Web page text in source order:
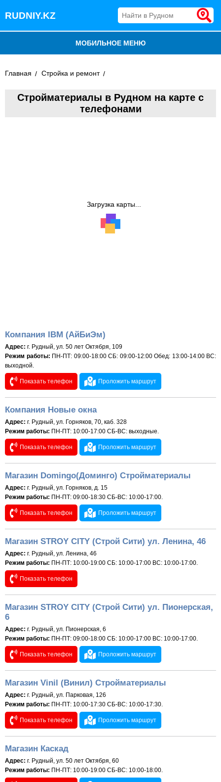
RUDNIY.KZ
МОБИЛЬНОЕ МЕНЮ
ДОБАВИТЬ КОМПАНИЮ
Главная Стройка и ремонт
Стройматериалы в Рудном на карте с
телефонами
Загрузка карты...
Компания IBM (АйБиЭм)
Адрес: г. Рудный, ул. 50 лет Октября, 109
Режим работы: ПН-ПТ: 09:00-18:00 СБ: 09:00-12:00 Обед: 13:00-14:00 ВС:
выходной.
Показать телефон Проложить маршрут
Компания Новые окна
Адрес: г. Рудный, ул. Горняков, 70, каб. 328
Режим работы: ПН-ПТ: 10:00-17:00 СБ-ВС: выходные.
Показать телефон Проложить маршрут
Магазин Domingo(Доминго) Стройматериалы
Адрес: г. Рудный, ул. Горняков, д. 15
Режим работы: ПН-ПТ: 09:00-18:30 СБ-ВС: 10:00-17:00.
Показать телефон Проложить маршрут
Магазин STROY CITY (Строй Сити) ул. Ленина, 46
Адрес: г. Рудный, ул. Ленина, 46
Режим работы: ПН-ПТ: 10:00-19:00 СБ: 10:00-17:00 ВС: 10:00-17:00.
Показать телефон
Магазин STROY CITY (Строй Сити) ул. Пионерская,
6
Адрес: г. Рудный, ул. Пионерская, 6
Режим работы: ПН-ПТ: 09:00-18:00 СБ: 10:00-17:00 ВС: 10:00-17:00.
Показать телефон Проложить маршрут
Магазин Vinil (Винил) Стройматериалы
Адрес: г. Рудный, ул. Парковая, 126
Режим работы: ПН-ПТ: 10:00-17:30 СБ-ВС: 10:00-17:30.
Показать телефон Проложить маршрут
Магазин Каскад
Адрес: г. Рудный, ул. 50 лет Октября, 60
Режим работы: ПН-ПТ: 10:00-19:00 СБ-ВС: 10:00-18:00.